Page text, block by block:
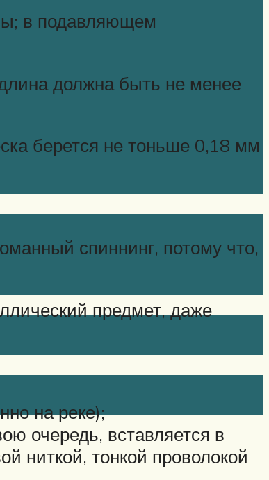
в подавляющем
должна быть не менее
берется не тоньше 0,18 мм
спиннинг, потому что,
предмет, даже
на реке);
очередь, вставляется в
ниткой, тонкой проволокой